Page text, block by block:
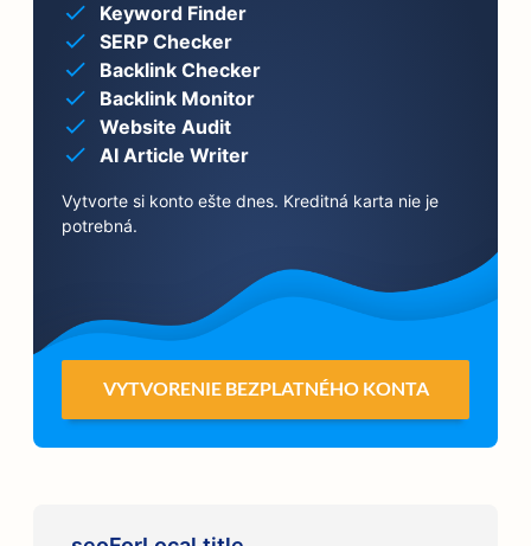
Keyword Finder
SERP Checker
Backlink Checker
Backlink Monitor
Website Audit
AI Article Writer
Vytvorte si konto ešte dnes. Kreditná karta nie je
potrebná.
VYTVORENIE BEZPLATNÉHO KONTA